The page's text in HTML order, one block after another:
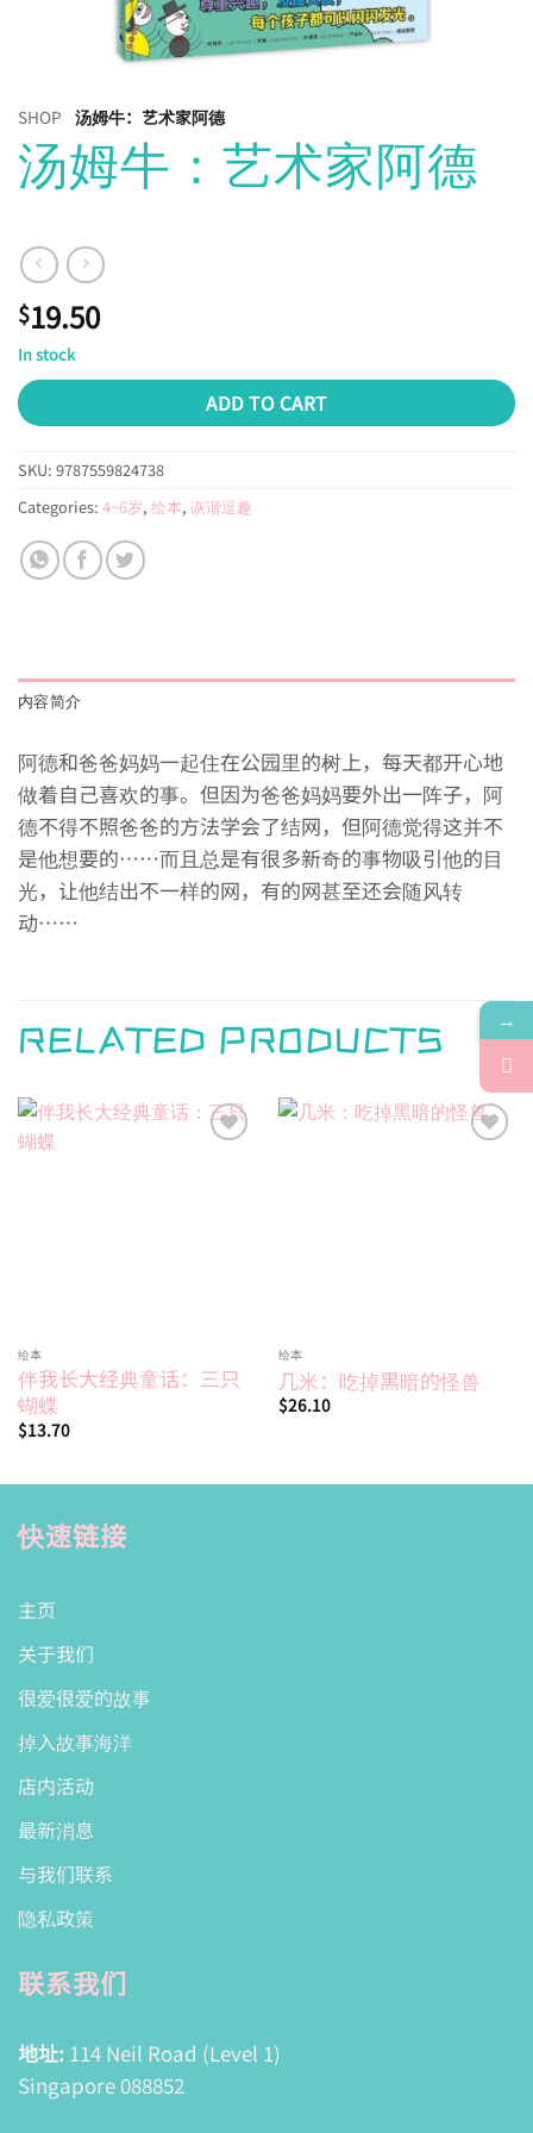
SHOP 汤姆牛：艺术家阿德
汤姆牛：艺术家阿德
$19.50
In stock
ADD TO CART
SKU: 9787559824738
Categories: 4~6岁, 绘本, 诙谐逗趣
内容简介
阿德和爸爸妈妈一起住在公园里的树上，每天都开心地
做着自己喜欢的事。但因为爸爸妈妈要外出一阵子，阿
德不得不照爸爸的方法学会了结网，但阿德觉得这并不
是他想要的……而且总是有很多新奇的事物吸引他的目
光，让他结出不一样的网，有的网甚至还会随风转
动……
RELATED PRODUCTS
绘本
伴我长大经典童话：三只
蝴蝶
$13.70
绘本
几米：吃掉黑暗的怪兽
$26.10
快速链接
主页
关于我们
很爱很爱的故事
掉入故事海洋
店内活动
最新消息
与我们联系
隐私政策
联系我们
地址: 114 Neil Road (Level 1)
Singapore 088852
→